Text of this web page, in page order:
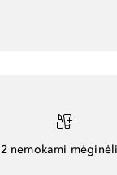
2 nemokami